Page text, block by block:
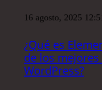
16 agosto, 2025
¿Qué es
de los
WordPress?